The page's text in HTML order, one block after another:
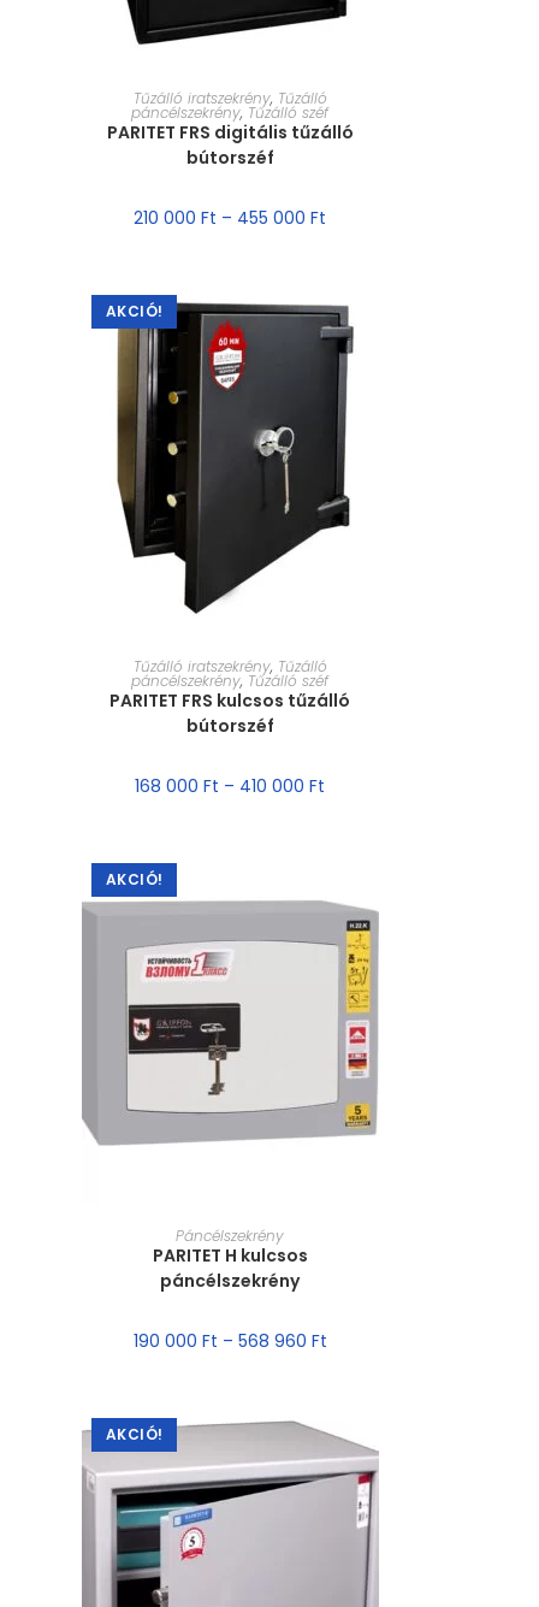
MÉRET VÁLASZTÁSA
Tűzálló iratszekrény, Tűzálló
páncélszekrény, Tűzálló széf
PARITET FRS digitális tűzálló
bútorszéf
210 000Ft – 455 000Ft
AKCIÓ!
MÉRET VÁLASZTÁSA
Tűzálló iratszekrény, Tűzálló
páncélszekrény, Tűzálló széf
PARITET FRS kulcsos tűzálló
bútorszéf
168 000Ft – 410 000Ft
AKCIÓ!
MÉRET VÁLASZTÁSA
Páncélszekrény
PARITET H kulcsos
páncélszekrény
190 000 Ft – 568 960 Ft
AKCIÓ!